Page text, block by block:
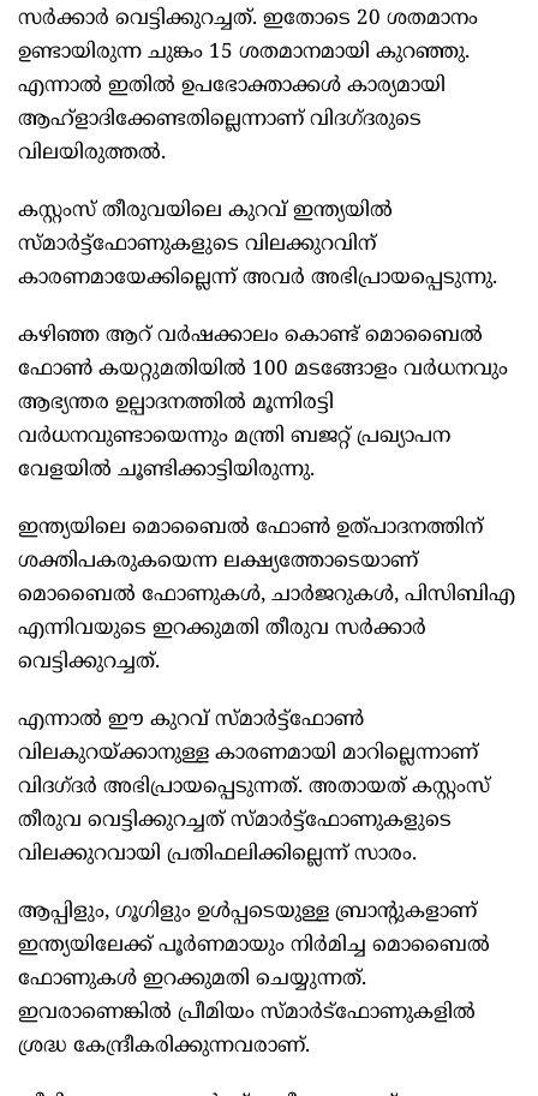
സർക്കാർ വെട്ടിക്കുറച്ചത്. ഇതോടെ 20 ശതമാനം
ഉണ്ടായിരുന്ന ചുങ്കം 15 ശതമാനമായി കുറഞ്ഞു.
എന്നാൽ ഇതിൽ ഉപഭോക്താക്കൾ കാര്യമായി
ആഹ്ളാദിക്കേണ്ടതില്ലെന്നാണ് വിദഗ്ദരുടെ
വിലയിരുത്തൽ.
കസ്റ്റംസ് തീരുവയിലെ കുറവ് ഇന്ത്യയിൽ
സ്മാർട്ട്ഫോണുകളുടെ വിലക്കുറവിന്
കാരണമായേക്കില്ലെന്ന് അവർ അഭിപ്രായപ്പെടുന്നു.
കഴിഞ്ഞ ആറ് വർഷക്കാലം കൊണ്ട് മൊബൈൽ
ഫോൺ കയറ്റുമതിയിൽ 100 മടങ്ങോളം വർധനവും
ആഭ്യന്തര ഉല്പാദനത്തിൽ മൂന്നിരട്ടി
വർധനവുണ്ടായെന്നും മന്ത്രി ബജറ്റ് പ്രഖ്യാപന
വേളയിൽ ചൂണ്ടിക്കാട്ടിയിരുന്നു.
ഇന്ത്യയിലെ മൊബൈൽ ഫോൺ ഉത്പാദനത്തിന്
ശക്തിപകരുകയെന്ന ലക്ഷ്യത്തോടെയാണ്
മൊബൈൽ ഫോണുകൾ, ചാർജറുകൾ, പിസിബിഎ
എന്നിവയുടെ ഇറക്കുമതി തീരുവ സർക്കാർ
വെട്ടിക്കുറച്ചത്.
എന്നാൽ ഈ കുറവ് സ്മാർട്ട്ഫോൺ
വിലകുറയ്ക്കാനുള്ള കാരണമായി മാറില്ലെന്നാണ്
വിദഗ്ദർ അഭിപ്രായപ്പെടുന്നത്. അതായത് കസ്റ്റംസ്
തീരുവ വെട്ടിക്കുറച്ചത് സ്മാർട്ട്ഫോണുകളുടെ
വിലക്കുറവായി പ്രതിഫലിക്കില്ലെന്ന് സാരം.
ആപ്പിളും, ഗൂഗിളും ഉൾപ്പടെയുള്ള ബ്രാന്റുകളാണ്
ഇന്ത്യയിലേക്ക് പൂർണമായും നിർമിച്ച മൊബൈൽ
ഫോണുകൾ ഇറക്കുമതി ചെയ്യുന്നത്.
ഇവരാണെങ്കിൽ പ്രീമിയം സ്മാർട്ഫോണുകളിൽ
ശ്രദ്ധ കേന്ദ്രീകരിക്കുന്നവരാണ്.